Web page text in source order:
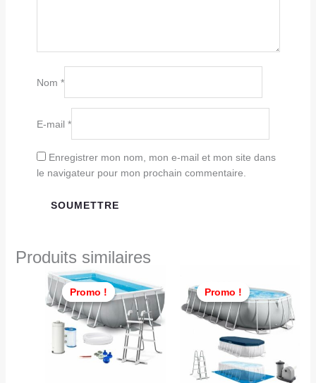
Nom *
E-mail *
Enregistrer mon nom, mon e-mail et mon site dans
le navigateur pour mon prochain commentaire.
Produits similaires
Promo !
Promo !
prix
initial
était :
TND
3.699,000.
Le
prix
actuel
est :
TND
2.749,000.
Promo !
Promo !
initial
était :
TND
4.999,000.
actuel
est :
TND
3.649,000.